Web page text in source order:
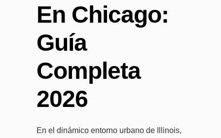
En Chicago:
Guía
Completa
2026
En el dinámico entorno urbano de Illinois,